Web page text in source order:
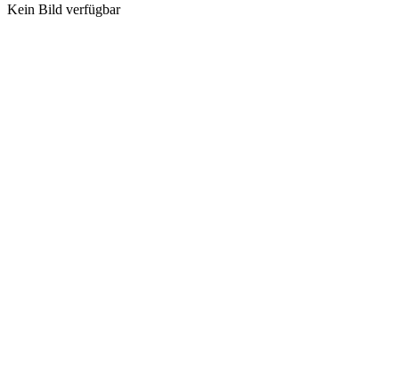
Kein Bild verfügbar